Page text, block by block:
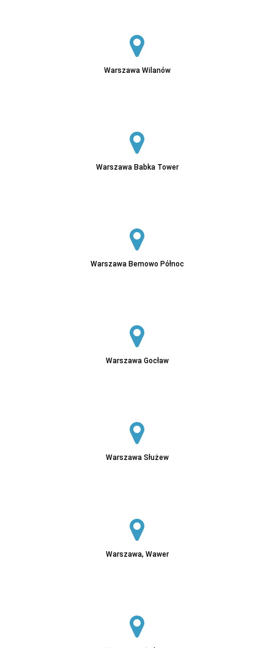
Warszawa Wilanów
Warszawa Babka Tower
Warszawa Bemowo Północ
Warszawa Gocław
Warszawa Służew
Warszawa, Wawer